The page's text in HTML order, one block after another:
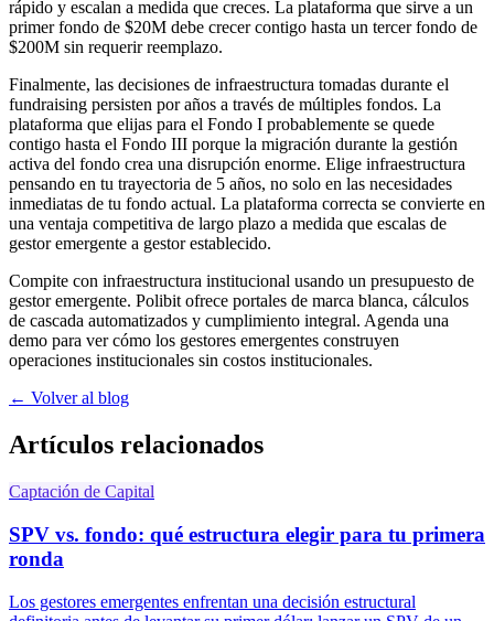
rápido y escalan a medida que creces. La plataforma que sirve a un
primer fondo de $20M debe crecer contigo hasta un tercer fondo de
$200M sin requerir reemplazo.
Finalmente, las decisiones de infraestructura tomadas durante el
fundraising persisten por años a través de múltiples fondos. La
plataforma que elijas para el Fondo I probablemente se quede
contigo hasta el Fondo III porque la migración durante la gestión
activa del fondo crea una disrupción enorme. Elige infraestructura
pensando en tu trayectoria de 5 años, no solo en las necesidades
inmediatas de tu fondo actual. La plataforma correcta se convierte en
una ventaja competitiva de largo plazo a medida que escalas de
gestor emergente a gestor establecido.
Compite con infraestructura institucional usando un presupuesto de
gestor emergente. Polibit ofrece portales de marca blanca, cálculos
de cascada automatizados y cumplimiento integral. Agenda una
demo para ver cómo los gestores emergentes construyen
operaciones institucionales sin costos institucionales.
← Volver al blog
Artículos relacionados
Captación de Capital
SPV vs. fondo: qué estructura elegir para tu primera
ronda
Los gestores emergentes enfrentan una decisión estructural